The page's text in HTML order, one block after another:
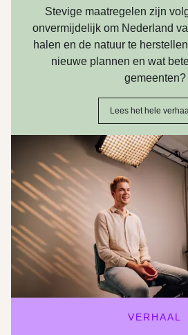
Stevige maatregelen zijn
onvermijdelijk om Nederland
halen en de natuur te
nieuwe plannen en wat
gemeenten?
Lees het hele
VERHAAL